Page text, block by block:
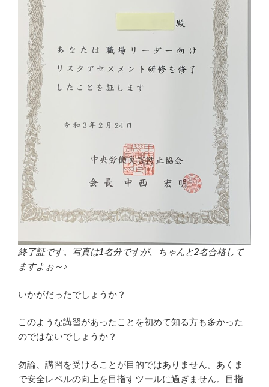
終了証です。写真は1名分ですが、ちゃんと2名合格して
ますよぉ～♪
いかがだったでしょうか？
このような講習があったことを初めて知る方も多かった
のではないでしょうか？
勿論、講習を受けることが目的ではありません。あくま
で安全レベルの向上を目指すツールに過ぎません。目指